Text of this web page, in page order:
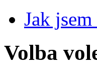
Jak
Volba